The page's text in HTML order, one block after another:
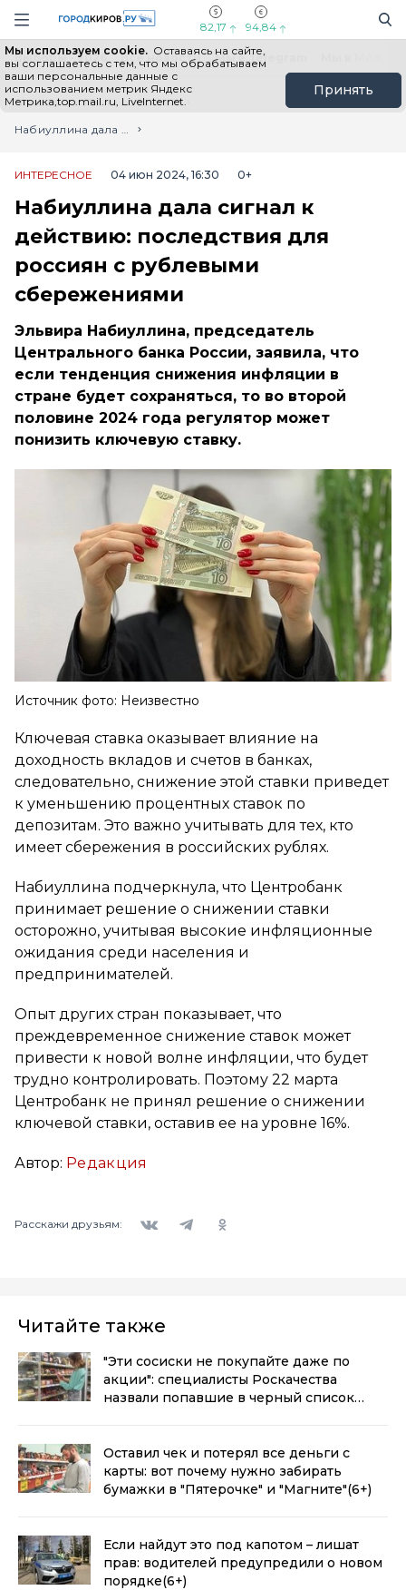
Навигация сайта
82,17 94,84
Мы используем cookie. Оставаясь на сайте,
вы соглашаетесь с тем, что мы обрабатываем
ваши персональные данные с
использованием метрик Яндекс
Метрика,top.mail.ru, LiveInternet.
Принять
Выборы - 2026 Все новости Мы в Telegram
Главная
Лента новостей
Набиуллина дала сигнал к действию: последствия для россиян с рублевыми сбережениями
ИНТЕРЕСНОЕ 04 июн 2024, 16:30 0+
Набиуллина дала сигнал к
действию: последствия для
россиян с рублевыми
сбережениями
Эльвира Набиуллина, председатель
Центрального банка России, заявила, что
если тенденция снижения инфляции в
стране будет сохраняться, то во второй
половине 2024 года регулятор может
понизить ключевую ставку.
Источник фото: Неизвестно
Ключевая ставка оказывает влияние на
доходность вкладов и счетов в банках,
следовательно, снижение этой ставки приведет
к уменьшению процентных ставок по
депозитам. Это важно учитывать для тех, кто
имеет сбережения в российских рублях.
Набиуллина подчеркнула, что Центробанк
принимает решение о снижении ставки
осторожно, учитывая высокие инфляционные
ожидания среди населения и
предпринимателей.
Опыт других стран показывает, что
преждевременное снижение ставок может
привести к новой волне инфляции, что будет
трудно контролировать. Поэтому 22 марта
Центробанк не принял решение о снижении
ключевой ставки, оставив ее на уровне 16%.
Автор: Редакция
Расскажи друзьям:
Читайте также
"Эти сосиски не покупайте даже по
акции": специалисты Роскачества
назвали попавшие в черный список
Оставил чек и потерял все деньги с
карты: вот почему нужно забирать
бумажки в "Пятерочке" и "Магните"(6+)
Если найдут это под капотом – лишат
прав: водителей предупредили о новом
порядке(6+)